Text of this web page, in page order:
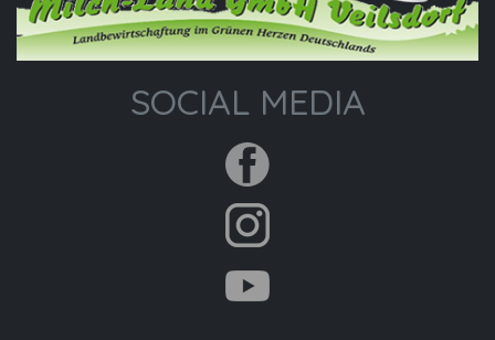
SOCIAL MEDIA